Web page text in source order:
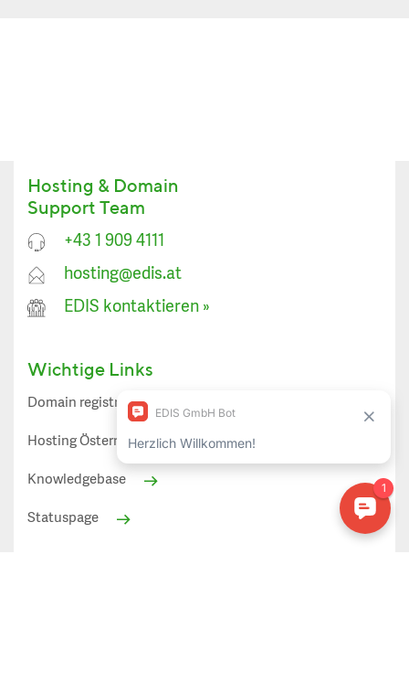
Hosting & Domain
Support Team
+43 1 909 4111
hosting@edis.at
EDIS kontaktieren »
Wichtige Links
Domain registrieren
Hosting Österreich
Knowledgebase
Webmail
Statuspage